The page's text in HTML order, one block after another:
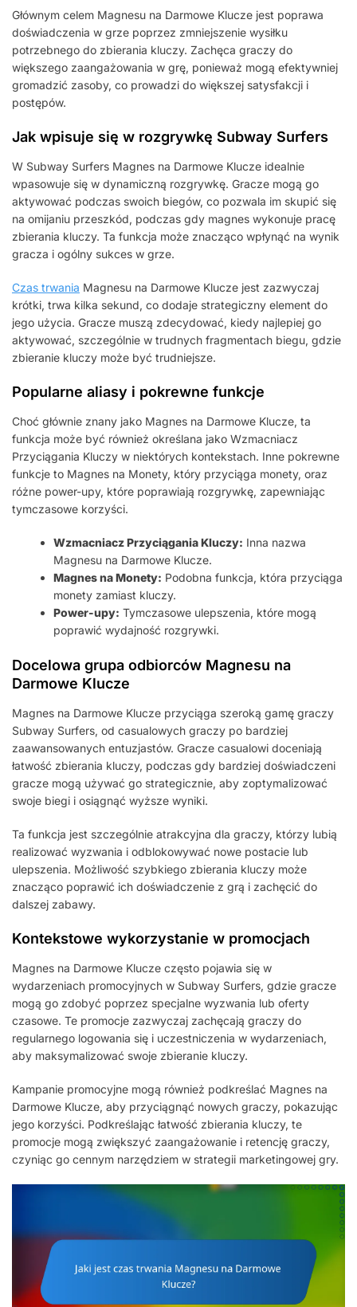
Głównym celem Magnesu na Darmowe Klucze jest poprawa
doświadczenia w grze poprzez zmniejszenie wysiłku
potrzebnego do zbierania kluczy. Zachęca graczy do
większego zaangażowania w grę, ponieważ mogą efektywniej
gromadzić zasoby, co prowadzi do większej satysfakcji i
postępów.
Jak wpisuje się w rozgrywkę Subway Surfers
W Subway Surfers Magnes na Darmowe Klucze idealnie
wpasowuje się w dynamiczną rozgrywkę. Gracze mogą go
aktywować podczas swoich biegów, co pozwala im skupić się
na omijaniu przeszkód, podczas gdy magnes wykonuje pracę
zbierania kluczy. Ta funkcja może znacząco wpłynąć na wynik
gracza i ogólny sukces w grze.
Czas trwania Magnesu na Darmowe Klucze jest zazwyczaj
krótki, trwa kilka sekund, co dodaje strategiczny element do
jego użycia. Gracze muszą zdecydować, kiedy najlepiej go
aktywować, szczególnie w trudnych fragmentach biegu, gdzie
zbieranie kluczy może być trudniejsze.
Popularne aliasy i pokrewne funkcje
Choć głównie znany jako Magnes na Darmowe Klucze, ta
funkcja może być również określana jako Wzmacniacz
Przyciągania Kluczy w niektórych kontekstach. Inne pokrewne
funkcje to Magnes na Monety, który przyciąga monety, oraz
różne power-upy, które poprawiają rozgrywkę, zapewniając
tymczasowe korzyści.
Wzmacniacz Przyciągania Kluczy: Inna nazwa
Magnesu na Darmowe Klucze.
Magnes na Monety: Podobna funkcja, która przyciąga
monety zamiast kluczy.
Power-upy: Tymczasowe ulepszenia, które mogą
poprawić wydajność rozgrywki.
Docelowa grupa odbiorców Magnesu na
Darmowe Klucze
Magnes na Darmowe Klucze przyciąga szeroką gamę graczy
Subway Surfers, od casualowych graczy po bardziej
zaawansowanych entuzjastów. Gracze casualowi doceniają
łatwość zbierania kluczy, podczas gdy bardziej doświadczeni
gracze mogą używać go strategicznie, aby zoptymalizować
swoje biegi i osiągnąć wyższe wyniki.
Ta funkcja jest szczególnie atrakcyjna dla graczy, którzy lubią
realizować wyzwania i odblokowywać nowe postacie lub
ulepszenia. Możliwość szybkiego zbierania kluczy może
znacząco poprawić ich doświadczenie z grą i zachęcić do
dalszej zabawy.
Kontekstowe wykorzystanie w promocjach
Magnes na Darmowe Klucze często pojawia się w
wydarzeniach promocyjnych w Subway Surfers, gdzie gracze
mogą go zdobyć poprzez specjalne wyzwania lub oferty
czasowe. Te promocje zazwyczaj zachęcają graczy do
regularnego logowania się i uczestniczenia w wydarzeniach,
aby maksymalizować swoje zbieranie kluczy.
Kampanie promocyjne mogą również podkreślać Magnes na
Darmowe Klucze, aby przyciągnąć nowych graczy, pokazując
jego korzyści. Podkreślając łatwość zbierania kluczy, te
promocje mogą zwiększyć zaangażowanie i retencję graczy,
czyniąc go cennym narzędziem w strategii marketingowej gry.